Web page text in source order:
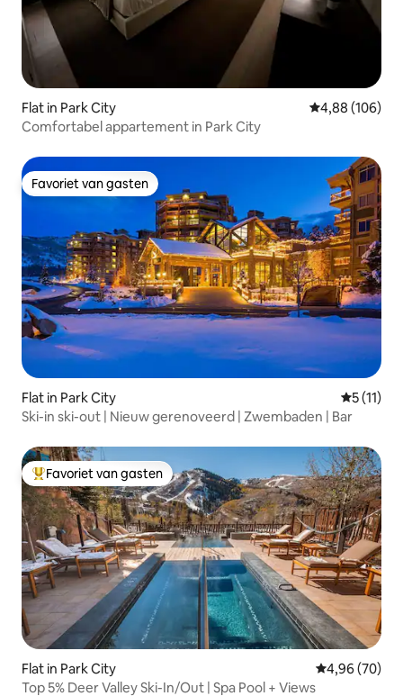
Flat in Park City Gemiddelde
4,88 (106)
Comfortabel appartement in Park City
Favoriet van gasten
Favoriet van gasten
Flat in Park City
5 (11)
Ski-in ski-out | Nieuw gerenoveerd | Zwembaden | Bar
Topfavoriet van gasten
Favoriet van gasten
Flat in Park City Gemiddelde
4,96 (70)
Top 5% Deer Valley Ski-In/Out | Spa Pool + Views